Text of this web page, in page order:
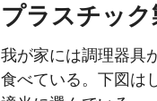
プラスチック
我が家には調理器具
食べている。下図は